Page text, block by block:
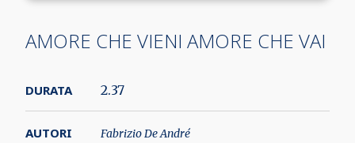
AMORE CHE VIENI AMORE CHE VAI
DURATA 2.37
AUTORI Fabrizio De André